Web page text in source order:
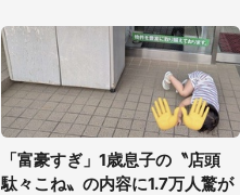
「富豪すぎ」1歳息子の〝店頭
駄々こね〟の内容に1.7万人驚が